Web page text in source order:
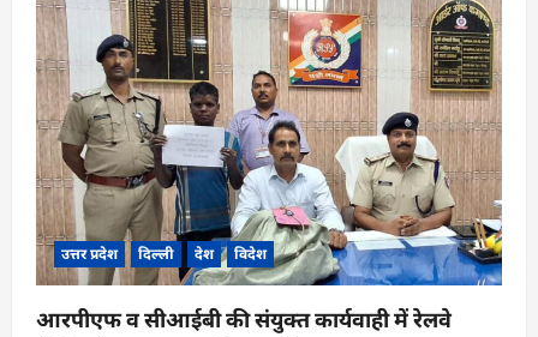
उत्तर प्रदेश दिल्ली देश विदेश
आरपीएफ व सीआईबी की संयुक्त कार्यवाही में रेलवे